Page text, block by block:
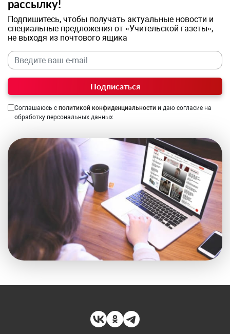
рассылку!
Подпишитесь, чтобы получать актуальные новости и
специальные предложения от «Учительской газеты»,
не выходя из почтового ящика
Подписаться
Соглашаюсь с политикой конфиденциальности и даю согласие на
обработку персональных данных